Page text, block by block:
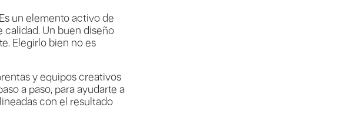
un elemento activo de
Un buen diseño
Elegirlo bien no es
y equipos creativos
a paso, para ayudarte a
con el resultado